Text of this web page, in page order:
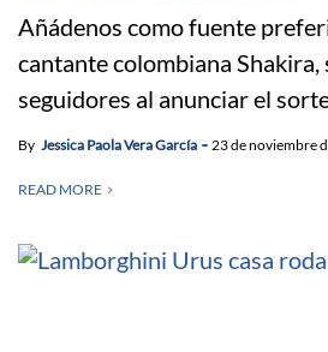
Añádenos como fuente
cantante colombiana Shakira,
seguidores al anunciar el
By Jessica Paola Vera García 23 de noviembre
READ MORE